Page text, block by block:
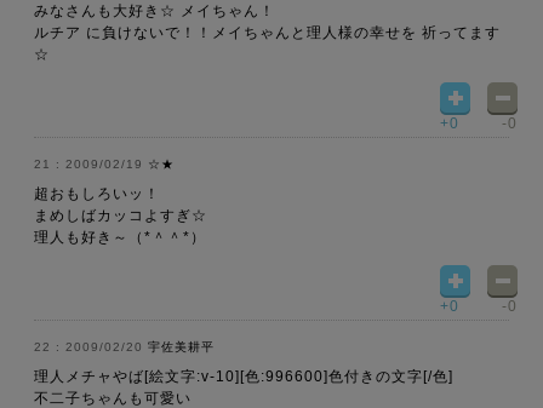
みなさんも大好き☆ メイちゃん！
ルチア に負けないで！！メイちゃんと理人様の幸せを 祈ってます
☆
+0 -0
2009/02/19 ☆★
超おもしろいッ！
まめしばカッコよすぎ☆
理人も好き～（*＾＾*）
+0 -0
2009/02/20 宇佐美耕平
理人メチャやば[絵文字:v-10][色:996600]色付きの文字[/色]
不二子ちゃんも可愛い